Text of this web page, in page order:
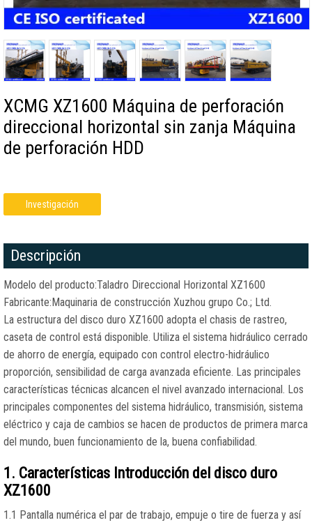
XCMG XZ1600 Máquina de perforación
direccional horizontal sin zanja Máquina
de perforación HDD
Investigación
Descripción
Modelo del producto:Taladro Direccional Horizontal XZ1600
Fabricante:Maquinaria de construcción Xuzhou grupo Co.; Ltd.
La estructura del disco duro XZ1600 adopta el chasis de rastreo,
caseta de control está disponible. Utiliza el sistema hidráulico cerrado
de ahorro de energía, equipado con control electro-hidráulico
proporción, sensibilidad de carga avanzada eficiente. Las principales
características técnicas alcancen el nivel avanzado internacional. Los
principales componentes del sistema hidráulico, transmisión, sistema
eléctrico y caja de cambios se hacen de productos de primera marca
del mundo, buen funcionamiento de la, buena confiabilidad.
1. Características Introducción del disco duro
XZ1600
1.1 Pantalla numérica el par de trabajo, empuje o tire de fuerza y así